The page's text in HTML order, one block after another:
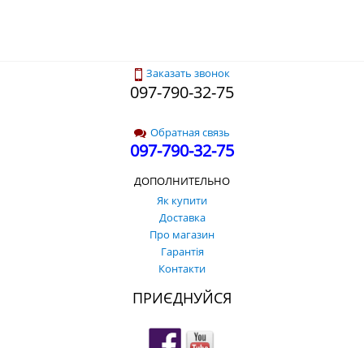
Заказать звонок
097-790-32-75
Обратная связь
097-790-32-75
ДОПОЛНИТЕЛЬНО
Як купити
Доставка
Про магазин
Гарантія
Контакти
ПРИЄДНУЙСЯ